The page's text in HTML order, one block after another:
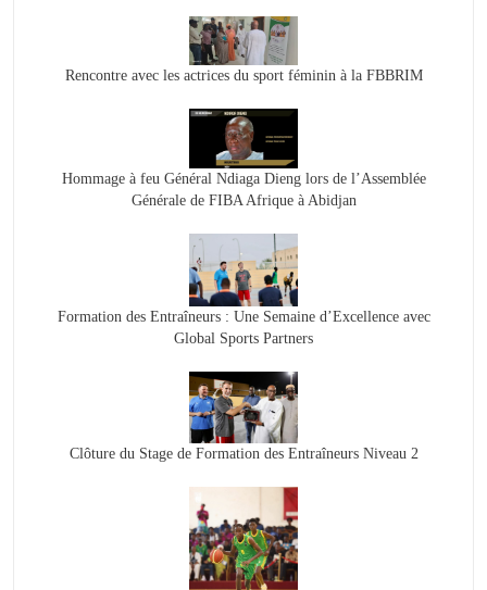
Rencontre avec les actrices du sport féminin à la FBBRIM
Hommage à feu Général Ndiaga Dieng lors de l’Assemblée
Générale de FIBA Afrique à Abidjan
Formation des Entraîneurs : Une Semaine d’Excellence avec
Global Sports Partners
Clôture du Stage de Formation des Entraîneurs Niveau 2